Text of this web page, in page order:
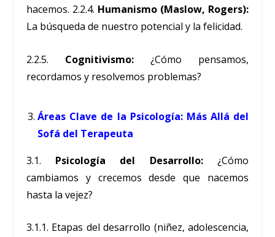
hacemos. 2.2.4. Humanismo (Maslow, Rogers):
La búsqueda de nuestro potencial y la felicidad.
2.2.5. Cognitivismo:¿Cómo pensamos,
recordamos y resolvemos problemas?
Áreas Clave de la Psicología: Más Allá del
Sofá del Terapeuta
3.1. Psicología del Desarrollo:¿Cómo
cambiamos y crecemos desde que nacemos
hasta la vejez?
3.1.1. Etapas del desarrollo (niñez, adolescencia,